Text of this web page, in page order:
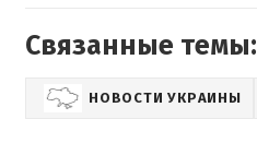
Связанные темы:
НОВОСТИ УКРАИНЫ